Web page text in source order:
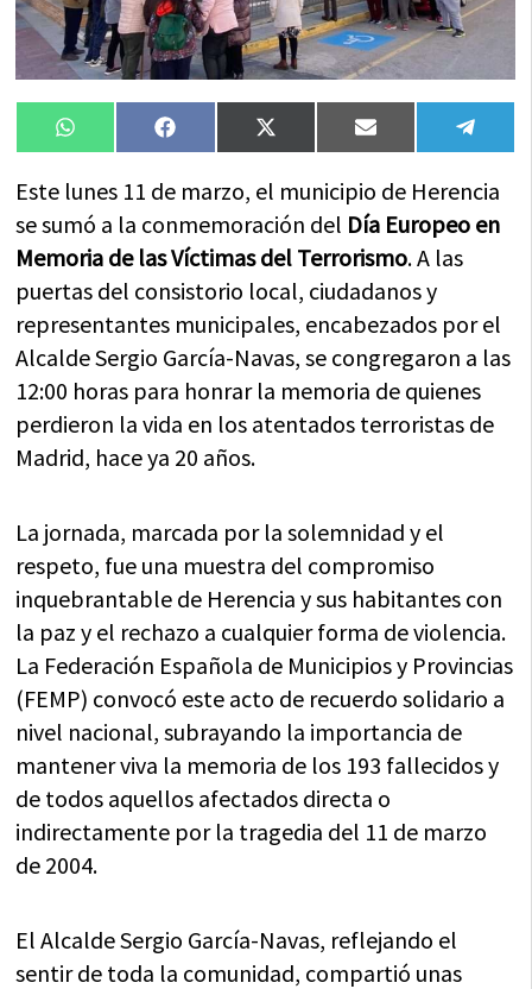
Compartir
en
WhatsAppCompartir
en
FacebookCompartir
en
X
(Twitter)
Compartir
en
Email
en
Este lunes 11 de marzo, el municipio de Herencia
se sumó a la conmemoración del Día Europeo en
Memoria de las Víctimas del Terrorismo. A las
puertas del consistorio local, ciudadanos y
representantes municipales, encabezados por el
Alcalde Sergio García-Navas, se congregaron a las
12:00 horas para honrar la memoria de quienes
perdieron la vida en los atentados terroristas de
Madrid, hace ya 20 años.
La jornada, marcada por la solemnidad y el
respeto, fue una muestra del compromiso
inquebrantable de Herencia y sus habitantes con
la paz y el rechazo a cualquier forma de violencia.
La Federación Española de Municipios y Provincias
(FEMP) convocó este acto de recuerdo solidario a
nivel nacional, subrayando la importancia de
mantener viva la memoria de los 193 fallecidos y
de todos aquellos afectados directa o
indirectamente por la tragedia del 11 de marzo
de 2004.
El Alcalde Sergio García-Navas, reflejando el
sentir de toda la comunidad, compartió unas